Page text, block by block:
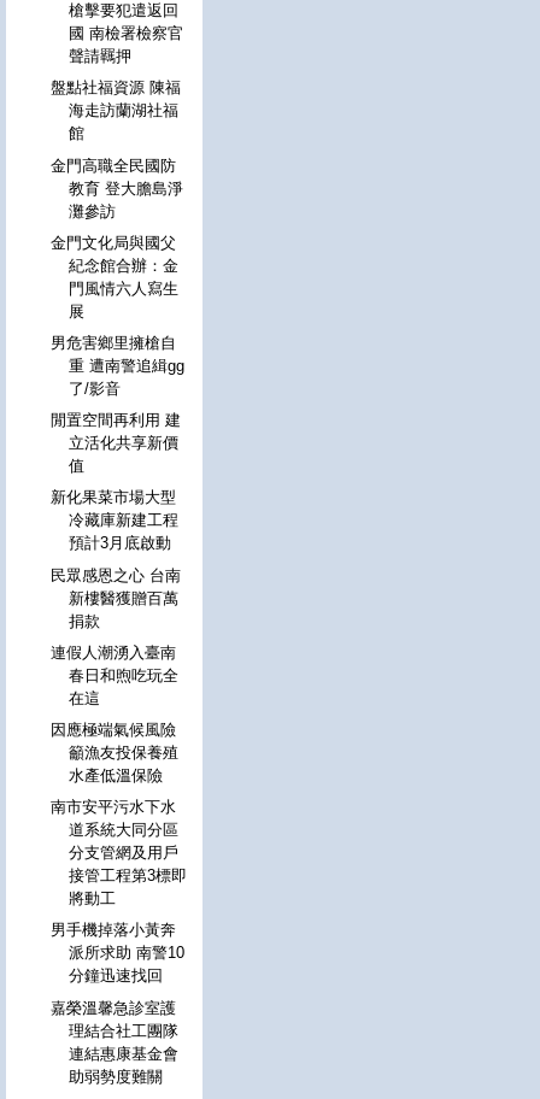
槍擊要犯遣返回
國 南檢署檢察官
聲請羈押
盤點社福資源 陳福
海走訪蘭湖社福
館
金門高職全民國防
教育 登大膽島淨
灘參訪
金門文化局與國父
紀念館合辦：金
門風情六人寫生
展
男危害鄉里擁槍自
重 遭南警追緝gg
了/影音
閒置空間再利用 建
立活化共享新價
值
新化果菜市場大型
冷藏庫新建工程
預計3月底啟動
民眾感恩之心 台南
新樓醫獲贈百萬
捐款
連假人潮湧入臺南
春日和煦吃玩全
在這
因應極端氣候風險
籲漁友投保養殖
水產低溫保險
南市安平污水下水
道系統大同分區
分支管網及用戶
接管工程第3標即
將動工
男手機掉落小黃奔
派所求助 南警10
分鐘迅速找回
嘉榮溫馨急診室護
理結合社工團隊
連結惠康基金會
助弱勢度難關